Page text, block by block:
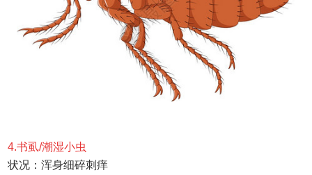
4.书虱/潮湿小虫
状况：浑身细碎刺痒